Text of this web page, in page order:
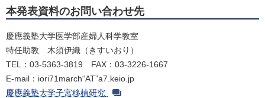
本発表資料のお問い合わせ先
慶應義塾大学医学部産婦人科学教室
特任助教 木須伊織（きすいおり）
TEL：03-5363-3819 FAX：03-3226-1667
E-mail：iori71march“AT”a7.keio.jp
慶應義塾大学子宮移植研究